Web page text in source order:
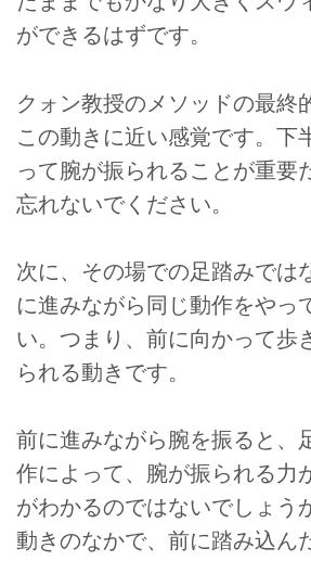
ができるはずです。
クォン教授のメソッドの最終
この動きに近い感覚です。下
って腕が振られることが重要
忘れないでください。
次に、その場での足踏みでは
に進みながら同じ動作をやっ
い。つまり、前に向かって歩
られる動きです。
前に進みながら腕を振ると、
作によって、腕が振られる力
がわかるのではないでしょう
動きのなかで、前に踏み込ん